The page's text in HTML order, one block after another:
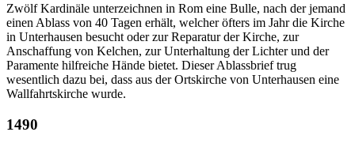
Zwölf Kardinäle unterzeichnen in Rom eine Bulle, nach der jemand
einen Ablass von 40 Tagen erhält, welcher öfters im Jahr die Kirche
in Unterhausen besucht oder zur Reparatur der Kirche, zur
Anschaffung von Kelchen, zur Unterhaltung der Lichter und der
Paramente hilfreiche Hände bietet. Dieser Ablassbrief trug
wesentlich dazu bei, dass aus der Ortskirche von Unterhausen eine
Wallfahrtskirche wurde.
1490